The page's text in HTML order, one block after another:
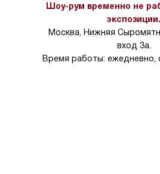
Шоу-рум временно не
экспозиции.
Москва, Нижняя
вход 3а.
Время работы: ежедневно,